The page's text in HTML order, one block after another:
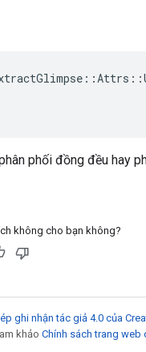
phối đồng đều hay
không cho bạn không?
ghi nhận tác giả 4.0 của
khảo Chính sách trang web